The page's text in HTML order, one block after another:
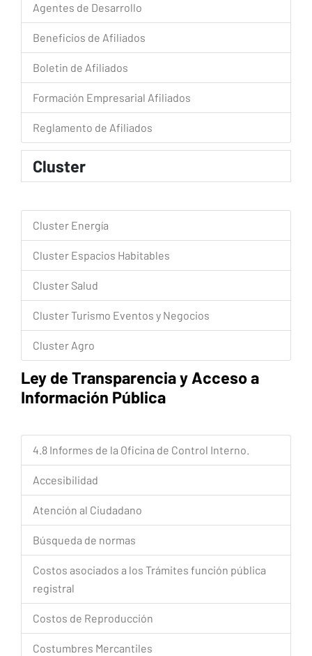
Agentes de Desarrollo
Beneficios de Afiliados
Boletin de Afiliados
Formación Empresarial Afiliados
Reglamento de Afiliados
Cluster
Cluster Energía
Cluster Espacios Habitables
Cluster Salud
Cluster Turismo Eventos y Negocios
Cluster Agro
Ley de Transparencia y Acceso a
Información Pública
4.8 Informes de la Oficina de Control Interno.
Accesibilidad
Atención al Ciudadano
Búsqueda de normas
Costos asociados a los Trámites función pública
registral
Costos de Reproducción
Costumbres Mercantiles